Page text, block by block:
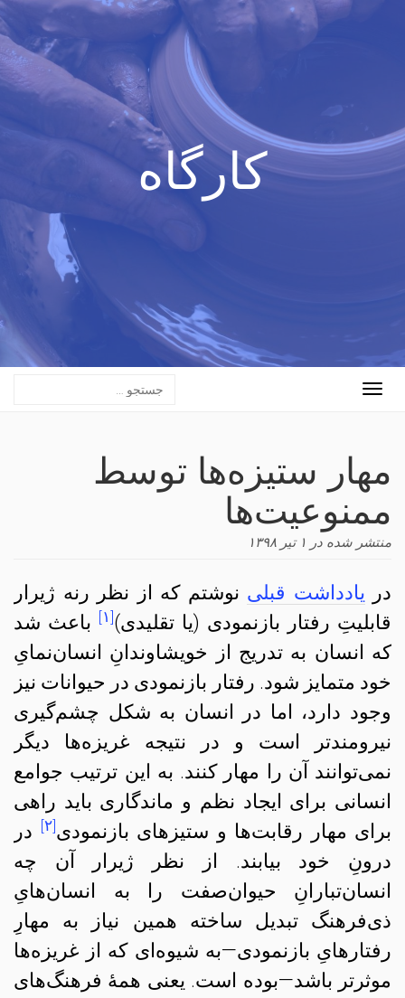
کارگاه
Toggle
مهار ستیزه‌ها توسط
ممنوعیت‌ها
منتشر شده در ۱ تیر ۱۳۹۸
در یادداشت قبلی نوشتم که از نظر رنه ژیرار
قابلیتِ رفتار بازنمودی (یا تقلیدی)[۱] باعث شد
که انسان به تدریج از خویشاوندانِ انسان‌نمایِ
خود متمایز شود. رفتار بازنمودی در حیوانات نیز
وجود دارد، اما در انسان به شکل چشم‌گیری
نیرومندتر است و در نتیجه غریزه‌ها دیگر
نمی‌توانند آن را مهار کنند. به این ترتیب جوامع
انسانی برای ایجاد نظم و ماندگاری باید راهی
برای مهار رقابت‌ها و ستیزهای بازنمودی[۲]
در
درونِ خود بیابند. از نظر ژیرار آن چه
انسان‌تبارانِ حیوان‌صفت را به انسان‌هایِ
ذی‌فرهنگ تبدیل ساخته همین نیاز به مهارِ
رفتارهایِ بازنمودی—به شیوه‌ای که از غریزه‌‌ها
موثرتر باشد—بوده است. یعنی همهٔ فرهنگ‌های